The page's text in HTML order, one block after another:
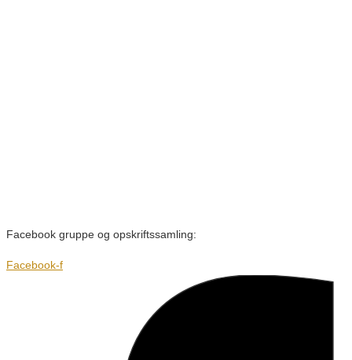
Facebook gruppe og opskriftssamling:
Facebook-f